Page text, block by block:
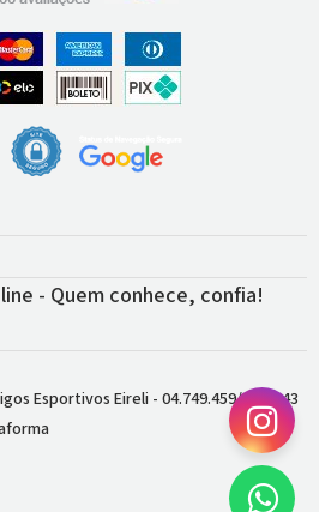
- Quem conhece, confia!
Esportivos Eireli - 04.749.459/0001-43